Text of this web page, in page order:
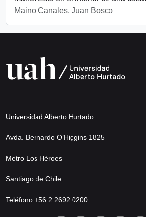
Maino Canales, Juan Bosco
Universidad Alberto Hurtado
Avda. Bernardo O’Higgins 1825
Metro Los Héroes
Santiago de Chile
Teléfono +56 2 2692 0200